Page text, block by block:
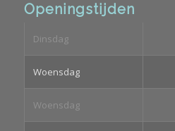
Openingstijden
Dinsdag
Woensdag
Woensdag